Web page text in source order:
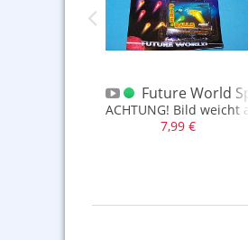
Konvolut 4er
Knallbonbons Schachtel
Future World
ACHTUNG! Bild weicht
7,99 €